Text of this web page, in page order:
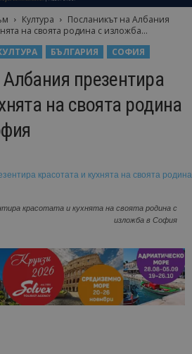
Култура
Посланикът на Албания
на своята родина с изложба...
БЪЛГАРИЯ СОФИЯ
презентира
на своята родина
красотата и кухнята на своята родина с
изложба в София